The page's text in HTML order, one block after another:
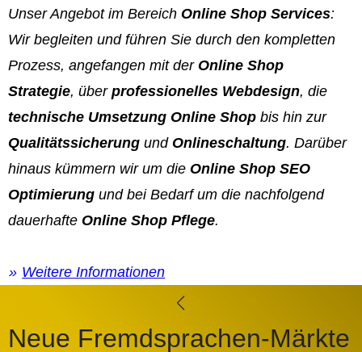
Unser Angebot im Bereich Online Shop Services:
Wir begleiten und führen Sie durch den kompletten
Prozess, angefangen mit der Online Shop
Strategie, überprofessionelles Webdesign, die
technische Umsetzung Online Shop bis hin zur
Qualitätssicherung und Onlineschaltung. Darüber
hinaus kümmern wir um die Online Shop SEO
Optimierung und bei Bedarf um die nachfolgend
dauerhafte Online Shop Pflege.
Weitere Informationen
Neue Fremdsprachen-Märkte